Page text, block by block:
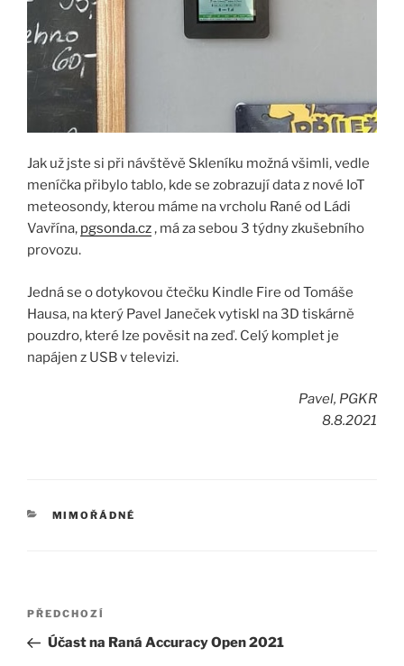
Jak už jste si při návštěvě Skleníku možná všimli, vedle
meníčka přibylo tablo, kde se zobrazují data z nové IoT
meteosondy, kterou máme na vrcholu Rané od Ládi
Vavřína, pgsonda.cz, má za sebou 3 týdny zkušebního
provozu.
Jedná se o dotykovou čtečku Kindle Fire od Tomáše
Hausa, na který Pavel Janeček vytiskl na 3D tiskárně
pouzdro, které lze pověsit na zeď. Celý komplet je
napájen z USB v televizi.
Pavel, PGKR
8.8.2021
RUBRIKY
MIMOŘÁDNÉ
Navigace
pro
příspěvek
Předchozí
příspěvek
PŘEDCHOZÍ
Účast na Raná Accuracy Open 2021